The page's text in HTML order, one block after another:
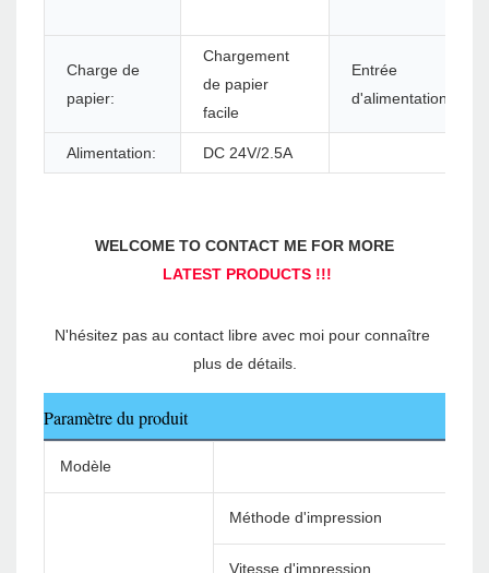
Charge de
papier:
Chargement
de papier
facile
Entrée
d'alimentation:
Alimentation: DC 24V/2.5A
N'hésitez pas au contact libre avec moi pour connaître
Paramètre du produit
Modèle
Méthode d'impression
Vitesse d'impression